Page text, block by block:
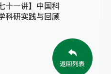
十一讲】中国科
科研实践与回顾